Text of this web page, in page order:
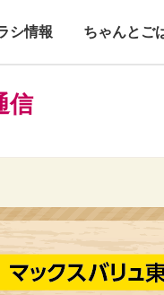
シ情報 ちゃんとご
信